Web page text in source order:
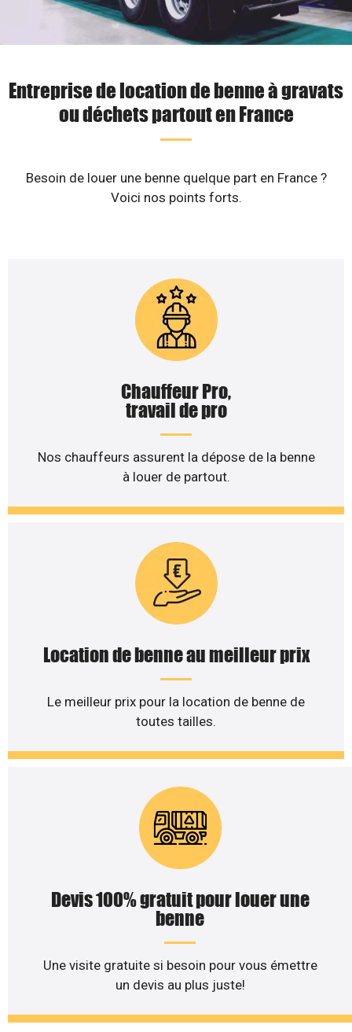
Entreprise de location de benne à gravats
ou déchets partout en France
Besoin de louer une benne quelque part en France ?
Voici nos points forts.
Chauffeur Pro,
travail de pro
Nos chauffeurs assurent la dépose de la benne
à louer de partout.
Location de benne au meilleur prix
Le meilleur prix pour la location de benne de
toutes tailles.
Devis 100% gratuit pour louer une
benne
Une visite gratuite si besoin pour vous émettre
un devis au plus juste!